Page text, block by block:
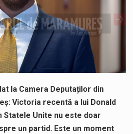
la Camera Deputaților din
Victoria recentă a lui Donald
Statele Unite nu este doar
un partid. Este un moment